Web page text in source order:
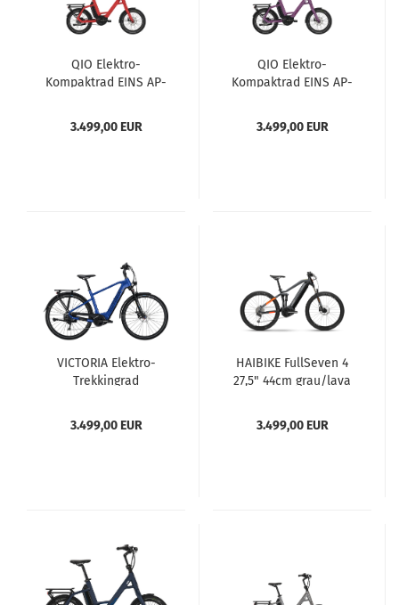
QIO Elektro-
Kompaktrad EINS AP-
3.499,00 EUR
QIO Elektro-
Kompaktrad EINS AP-
3.499,00 EUR
VICTORIA Elektro-
Trekkingrad
3.499,00 EUR
HAIBIKE FullSeven 4
27,5" 44cm grau/lava
3.499,00 EUR